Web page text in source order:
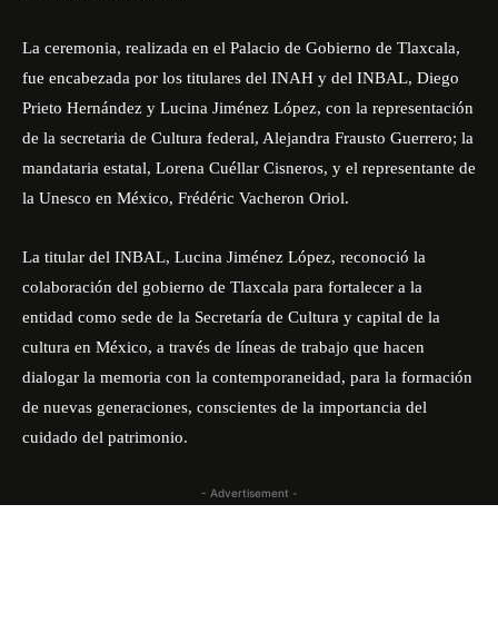
La ceremonia, realizada en el Palacio de Gobierno de Tlaxcala,
fue encabezada por los titulares del INAH y del INBAL, Diego
Prieto Hernández y Lucina Jiménez López, con la representación
de la secretaria de Cultura federal, Alejandra Frausto Guerrero; la
mandataria estatal, Lorena Cuéllar Cisneros, y el representante de
la Unesco en México, Frédéric Vacheron Oriol.
La titular del INBAL, Lucina Jiménez López, reconoció la
colaboración del gobierno de Tlaxcala para fortalecer a la
entidad como sede de la Secretaría de Cultura y capital de la
cultura en México, a través de líneas de trabajo que hacen
dialogar la memoria con la contemporaneidad, para la formación
de nuevas generaciones, conscientes de la importancia del
cuidado del patrimonio.
- Advertisement -